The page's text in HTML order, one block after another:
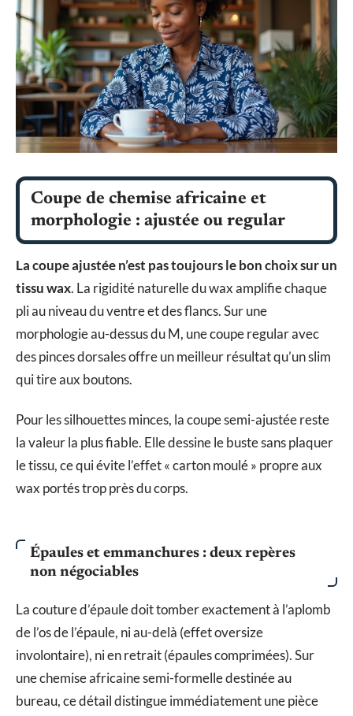
Coupe de chemise africaine et
morphologie : ajustée ou regular
La coupe ajustée n’est pas toujours le bon choix sur un
tissu wax. La rigidité naturelle du wax amplifie chaque
pli au niveau du ventre et des flancs. Sur une
morphologie au-dessus du M, une coupe regular avec
des pinces dorsales offre un meilleur résultat qu’un slim
qui tire aux boutons.
Pour les silhouettes minces, la coupe semi-ajustée reste
la valeur la plus fiable. Elle dessine le buste sans plaquer
le tissu, ce qui évite l’effet « carton moulé » propre aux
wax portés trop près du corps.
Épaules et emmanchures : deux repères
non négociables
La couture d’épaule doit tomber exactement à l’aplomb
de l’os de l’épaule, ni au-delà (effet oversize
involontaire), ni en retrait (épaules comprimées). Sur
une chemise africaine semi-formelle destinée au
bureau, ce détail distingue immédiatement une pièce